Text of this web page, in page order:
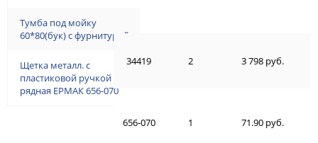
Тумба под мойку
60*80(бук) с фурнитурой
Щетка металл. с
пластиковой ручкой 4-х
рядная ЕРМАК 656-070
34419 2 3 798 руб.
656-070 1 71.90 руб.